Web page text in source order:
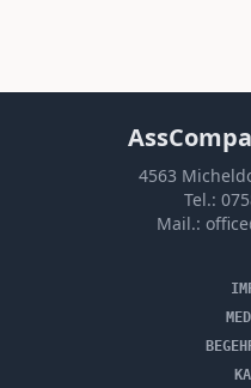
4563
Tel.:
Mail.: